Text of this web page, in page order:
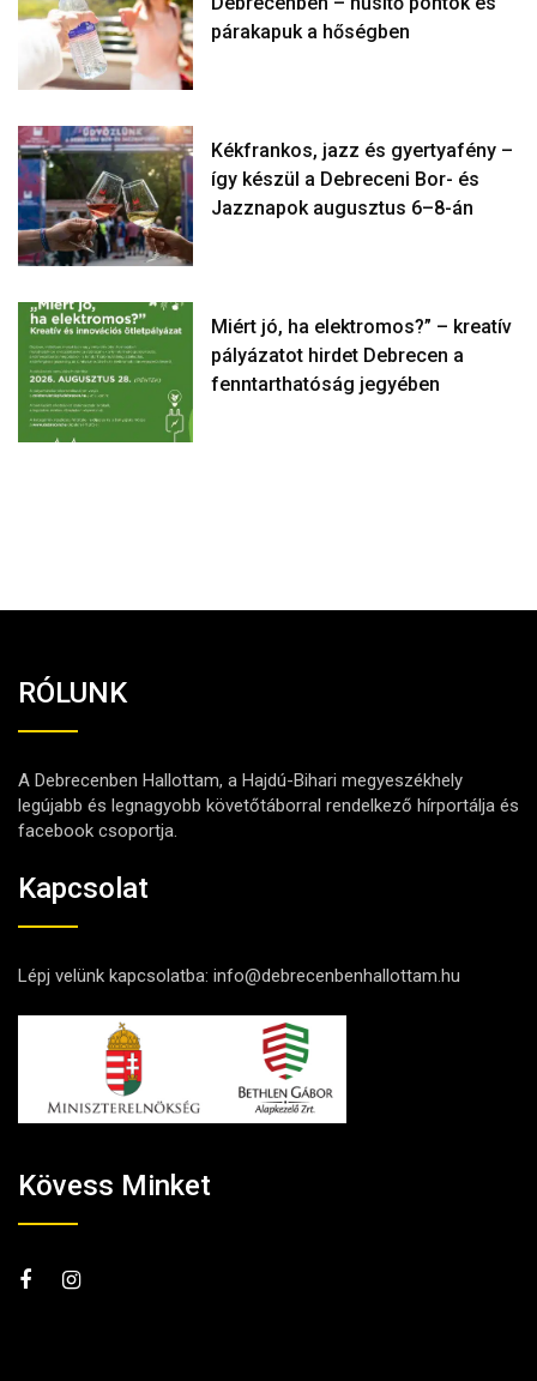
párakapuk a hőségben
Kékfrankos, jazz és gyertyafény –
így készül a Debreceni Bor- és
Jazznapok augusztus 6–8-án
Miért jó, ha elektromos?” – kreatív
pályázatot hirdet Debrecen a
fenntarthatóság jegyében
RÓLUNK
A Debrecenben Hallottam, a Hajdú-Bihari megyeszékhely
legújabb és legnagyobb követőtáborral rendelkező hírportálja és
facebook csoportja.
Kapcsolat
Lépj velünk kapcsolatba: info@debrecenbenhallottam.hu
Kövess Minket